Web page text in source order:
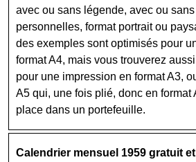
avec ou sans légende, avec ou
personnelles, format portrait ou
des exemples sont optimisés pour
format A4, mais vous trouverez
pour une impression en format A3,
A5 qui, une fois plié, donc en format
place dans un portefeuille.
Calendrier mensuel 1959 gratuit